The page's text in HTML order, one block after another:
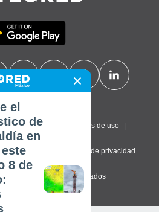
FAQ Términos de uso
Configuración de privacidad
los derechos reservados
el
de
en
este
8 de